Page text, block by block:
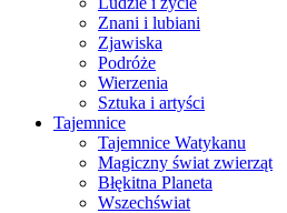
Znani i lubiani
Zjawiska
Podróże
Wierzenia
Sztuka i artyści
Tajemnice
Tajemnice Watykanu
Magiczny świat zwierząt
Błękitna Planeta
Wszechświat